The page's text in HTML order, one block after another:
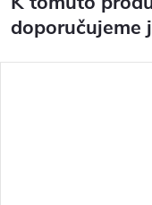
doporučujeme